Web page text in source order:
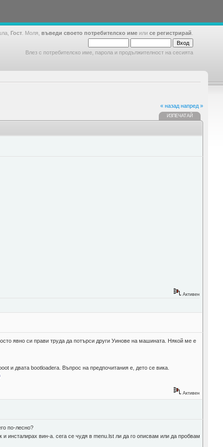
Гост . Моля, въведи своето потребителско име или се регистрирай
Влез с потребителско име, парола и продължителност на сесията
« назад напред »
ИЗПЕЧАТАЙ
Активен
явно си прави труда да потърси други Уинове на машината. Някой ме е
и двата bootloadera. Въпрос на предпочитания е, дето се вика.
Активен
по-лесно?
инсталирах вин-а. сега се чудя в menu.lst ли да го описвам или да пробвам